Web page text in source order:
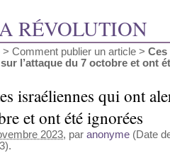
RÉVOLUTION
> Comment publier un article > Ces
l’attaque du 7 octobre et ont
israéliennes qui ont
et ont été ignorées
2023, par anonyme (Date